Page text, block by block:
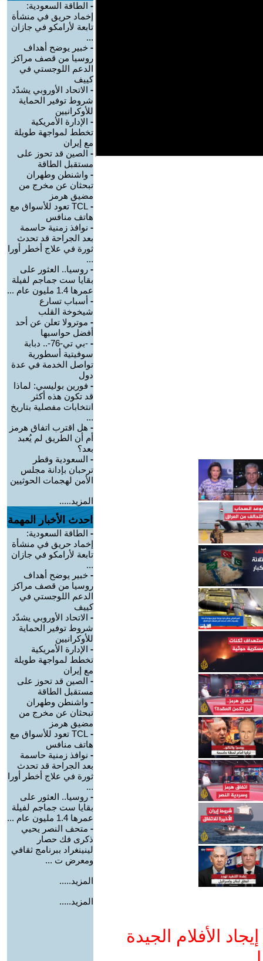
الأفلام الجيدة
- الطاقة السعودية:
إخماد حريق في منشأة
تابعة لأرامكو في جازان
...
- خبير يوضح أهداف
روسيا من قصف مراكز
الدعم اللوجستي في
كييف
- الاتحاد الأوروبي يشدّد
شروط توفير الحماية
للأوكرانيين
- الإدارة الأمريكية
تخطط لمواجهة طويلة
مع إيران
- الصين قد تحوز على
مستقبل الطاقة
- واشنطن وطهران
تبحثان عن مخرج من
مضيق هرمز
-
TCL تعود للأسواق مع
هاتف منافس
- نوافذ زمنية حاسمة
بعد الجراحة قد تحدث
ثورة في علاج أخطر أورا
...
- روسيا.. العثور على
بقايا ست جماجم لفيلة
عمرها 1.4 مليون عام ...
- أسباب تسارع
شيخوخة القلب
- موترولا تعلن عن أحد
أفضل حواسبها
-
-بي تي-76-.. دبابة
سوفيتية أسطورية
تواصل الخدمة في عدة
دول
- فورين بوليسي: لماذا
قد تكون هذه أكثر
انتخابات مفصلية بتاريخ
...
- هل اقترب اتفاق هرمز
أم أن الطريق لم يُعبد
بعد؟
- السعودية وقطر
ترحبان بإدانة مجلس
الأمن لهجمات الحوثيين
المزيد.....
احدث الأخبار المهمة
- الطاقة السعودية:
إخماد حريق في منشأة
تابعة لأرامكو في جازان
...
- خبير يوضح أهداف
روسيا من قصف مراكز
الدعم اللوجستي في
كييف
- الاتحاد الأوروبي يشدّد
شروط توفير الحماية
للأوكرانيين
- الإدارة الأمريكية
تخطط لمواجهة طويلة
مع إيران
- الصين قد تحوز على
مستقبل الطاقة
- واشنطن وطهران
تبحثان عن مخرج من
مضيق هرمز
-
TCL تعود للأسواق مع
هاتف منافس
- نوافذ زمنية حاسمة
بعد الجراحة قد تحدث
ثورة في علاج أخطر أورا
...
- روسيا.. العثور على
بقايا ست جماجم لفيلة
عمرها 1.4 مليون عام ...
- متحف النصر يحيي
ذكرى فك حصار
لينينغراد ببرنامج ثقافي
ومعرض ت ...
المزيد.....
المزيد.....